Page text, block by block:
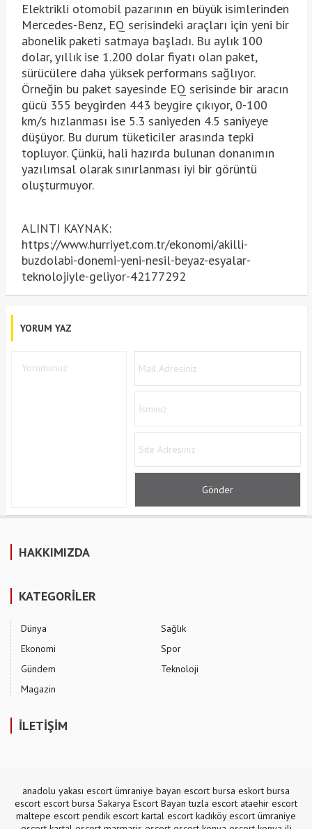
Elektrikli otomobil pazarının en büyük isimlerinden
Mercedes-Benz, EQ serisindeki araçları için yeni bir
abonelik paketi satmaya başladı. Bu aylık 100
dolar, yıllık ise 1.200 dolar fiyatı olan paket,
sürücülere daha yüksek performans sağlıyor.
Örneğin bu paket sayesinde EQ serisinde bir aracın
gücü 355 beygirden 443 beygire çıkıyor, 0-100
km/s hızlanması ise 5.3 saniyeden 4.5 saniyeye
düşüyor. Bu durum tüketiciler arasında tepki
topluyor. Çünkü, hali hazırda bulunan donanımın
yazılımsal olarak sınırlanması iyi bir görüntü
oluşturmuyor.
ALINTI KAYNAK:
https://www.hurriyet.com.tr/ekonomi/akilli-
buzdolabi-donemi-yeni-nesil-beyaz-esyalar-
teknolojiyle-geliyor-42177292
YORUM YAZ
HAKKIMIZDA
KATEGORİLER
Dünya
Ekonomi
Gündem
Magazin
Sağlık
Spor
Teknoloji
İLETİŞİM
anadolu yakası escort ümraniye bayan escort bursa eskort bursa
escort escort bursa Sakarya Escort Bayan tuzla escort ataehir escort
maltepe escort pendik escort kartal escort kadıköy escort ümraniye